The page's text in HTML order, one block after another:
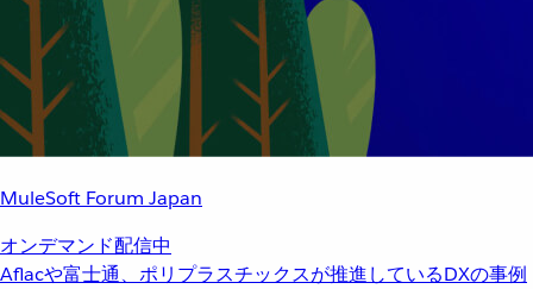
MuleSoft Forum Japan
オンデマンド配信中
Aflacや富士通、ポリプラスチックスが推進しているDXの事例